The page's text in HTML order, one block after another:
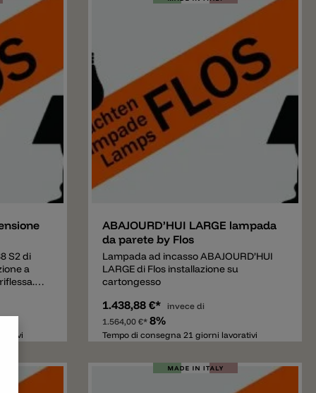
in
o
interna
S2 di
a
Aggiungere
ABAJOURD’HUI LARGE lampada
da parete by Flos
Lampada ad incasso ABAJOURD’HUI
LARGE di Flos installazione su
cartongesso
1.438,88 €*
invece di
1.564,00 €* 8%
Tempo di consegna 21 giorni lavorativi